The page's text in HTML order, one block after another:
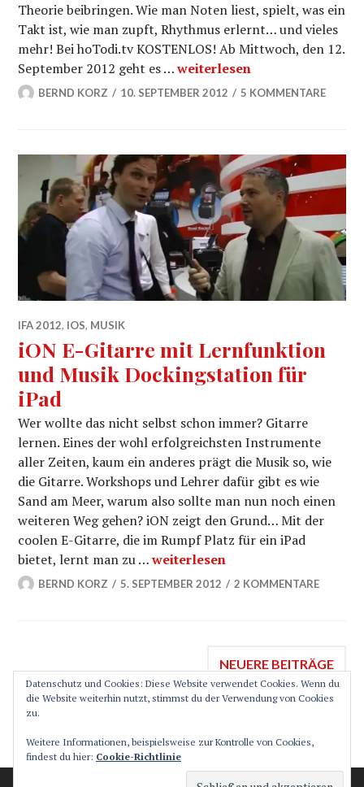
Theorie beibringen. Wie man Noten liest, spielt, was ein
Takt ist, wie man zupft, Rhythmus erlernt… und vieles
mehr! Bei hoTodi.tv KOSTENLOS! Ab Mittwoch, den 12.
September 2012 geht es …Bobbys Bass Workshops –
weiterlesen
BERND KORZ 10. SEPTEMBER 2012 5 KOMMENTARE
IFA 2012, IOS, MUSIK
iON E-Gitarre mit Lernfunktion
und Musik Dockingstation für
iPad
Wer wollte das nicht selbst schon immer? Gitarre
lernen. Eines der wohl erfolgreichsten Instrumente
aller Zeiten, kaum ein anderes prägt die Musik so, wie
die Gitarre. Workshops und Lehrer dafür gibt es wie
Sand am Meer, warum also sollte man nun noch einen
weiteren Weg gehen? iON zeigt den Grund… Mit der
coolen E-Gitarre, die im Rumpf Platz für ein iPad
bietet, lernt man zu …iON E-Gitarre mit Lernfunktion
weiterlesen
BERND KORZ 5. SEPTEMBER 2012 2 KOMMENTARE
Beitragsnavigation
NEUERE BEITRÄGE
Datenschutz und Cookies: Diese Website verwendet Cookies. Wenn du
die Website weiterhin nutzt, stimmst du der Verwendung von Cookies
zu.
Weitere Informationen, beispielsweise zur Kontrolle von Cookies,
findest du hier: Cookie-Richtlinie